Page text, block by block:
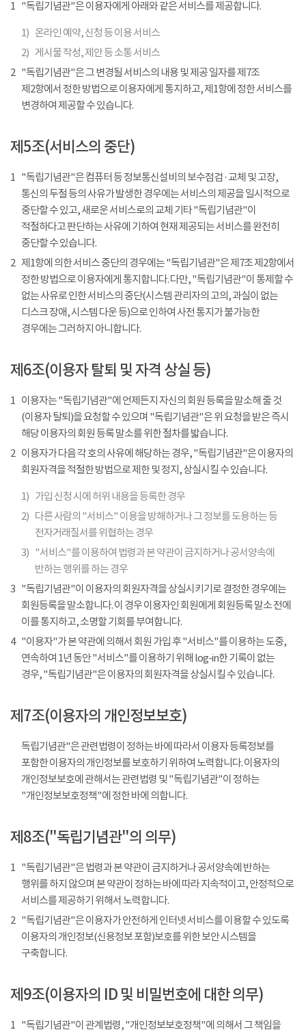
1 "독립기념관"은 이용자에게 아래와 같은 서비스를 제공합니다.
1) 온라인 예약, 신청 등 이용 서비스
2) 게시물 작성, 제안 등 소통 서비스
2 "독립기념관"은 그 변경될 서비스의 내용 및 제공 일자를 제7조
제2항에서 정한 방법으로 이용자에게 통지하고, 제1항에 정한 서비스를
변경하여 제공할 수 있습니다.
제5조(서비스의 중단)
1 "독립기념관"은 컴퓨터 등 정보통신설비의 보수점검 · 교체 및 고장,
통신의 두절 등의 사유가 발생한 경우에는 서비스의 제공을 일시적으로
중단할 수 있고, 새로운 서비스로의 교체 기타 "독립기념관"이
적절하다고 판단하는 사유에 기하여 현재 제공되는 서비스를 완전히
중단할 수 있습니다.
2 제1항에 의한 서비스 중단의 경우에는 "독립기념관"은 제7조 제2항에서
정한 방법으로 이용자에게 통지합니다. 다만, "독립기념관"이 통제할 수
없는 사유로 인한 서비스의 중단(시스템 관리자의 고의, 과실이 없는
디스크 장애, 시스템 다운 등)으로 인하여 사전 통지가 불가능한
경우에는 그러하지 아니합니다.
제6조(이용자 탈퇴 및 자격 상실 등)
1 이용자는 "독립기념관"에 언제든지 자신의 회원 등록을 말소해 줄 것
(이용자 탈퇴)을 요청할 수 있으며 "독립기념관"은 위 요청을 받은 즉시
해당 이용자의 회원 등록 말소를 위한 절차를 밟습니다.
2 이용자가 다음 각 호의 사유에 해당하는 경우, "독립기념관"은 이용자의
회원자격을 적절한 방법으로 제한 및 정지, 상실시킬 수 있습니다.
1) 가입 신청 시에 허위 내용을 등록한 경우
2) 다른 사람의 "서비스" 이용을 방해하거나 그 정보를 도용하는 등
전자거래질서를 위협하는 경우
3) "서비스"를 이용하여 법령과 본 약관이 금지하거나 공서양속에
반하는 행위를 하는 경우
3 "독립기념관"이 이용자의 회원자격을 상실시키기로 결정한 경우에는
회원등록을 말소합니다. 이 경우 이용자인 회원에게 회원등록 말소 전에
이를 통지하고, 소명할 기회를 부여합니다.
4
"이용자"가 본 약관에 의해서 회원 가입 후 "서비스"를 이용하는 도중,
연속하여 1년 동안 "서비스"를 이용하기 위해 log-in한 기록이 없는
경우, "독립기념관"은 이용자의 회원자격을 상실시킬 수 있습니다.
제7조(이용자의 개인정보보호)
독립기념관"은 관련법령이 정하는 바에 따라서 이용자 등록정보를
포함한 이용자의 개인정보를 보호하기 위하여 노력합니다. 이용자의
개인정보보호에 관해서는 관련법령 및 "독립기념관"이 정하는
"개인정보보호정책"에 정한 바에 의합니다.
제8조("독립기념관"의 의무)
1 "독립기념관"은 법령과 본 약관이 금지하거나 공서양속에 반하는
행위를 하지 않으며 본 약관이 정하는 바에 따라 지속적이고, 안정적으로
서비스를 제공하기 위해서 노력합니다.
2 "독립기념관"은 이용자가 안전하게 인터넷 서비스를 이용할 수 있도록
이용자의 개인정보(신용정보 포함)보호를 위한 보안 시스템을
구축합니다.
제9조(이용자의 ID 및 비밀번호에 대한 의무)
1 "독립기념관"이 관계법령, "개인정보보호정책"에 의해서 그 책임을